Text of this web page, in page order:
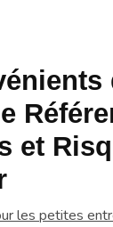
et
les petites